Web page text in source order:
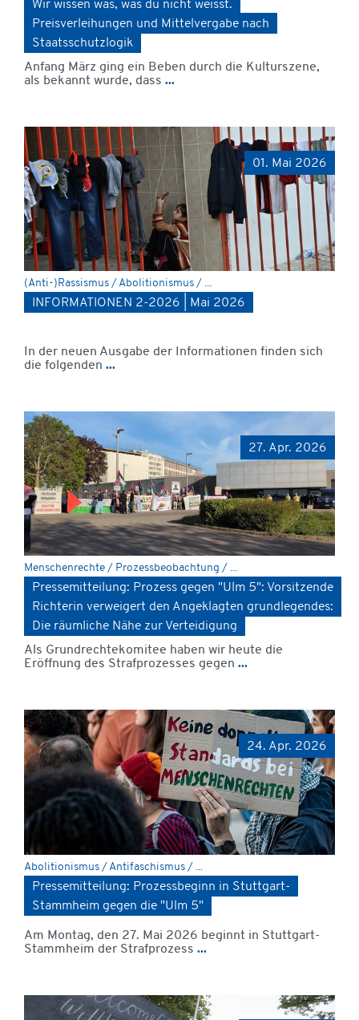
Wir wissen was, was du nicht weisst.
Preisverleihungen und Mittelvergabe nach
Staatsschutzlogik
Anfang März ging ein Beben durch die Kulturszene,
als bekannt wurde, dass ...
01. Mai 2026
(Anti-)Rassismus / Abolitionismus / ...
INFORMATIONEN 2-2026 | Mai 2026
In der neuen Ausgabe der Informationen finden sich
die folgenden ...
27. Apr. 2026
Menschenrechte / Prozessbeobachtung / ...
Pressemitteilung: Prozess gegen "Ulm 5": Vorsitzende
Richterin verweigert den Angeklagten grundlegendes:
Die räumliche Nähe zur Verteidigung
Als Grundrechtekomitee haben wir heute die
Eröffnung des Strafprozesses gegen ...
24. Apr. 2026
Abolitionismus / Antifaschismus / ...
Pressemitteilung: Prozessbeginn in Stuttgart-
Stammheim gegen die "Ulm 5"
Am Montag, den 27. Mai 2026 beginnt in Stuttgart-
Stammheim der Strafprozess ...